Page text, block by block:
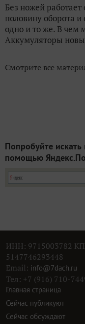
Без ножей
половину оборота
одно и то же. В чем
Аккумуляторы
Смотрите все
Попробуйте
помощью
ИНН: 9715003782
5147746293448
Email: info@7dach.ru
Тел: +7 (916) 710-
Главная страница
Сейчас публикуют
Сейчас обсуждают